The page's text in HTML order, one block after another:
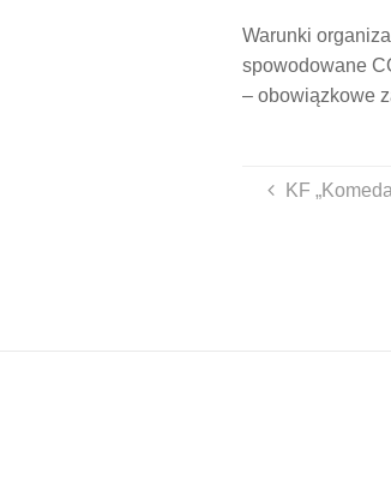
Warunki
spowodowane
– obowiązkowe
KF